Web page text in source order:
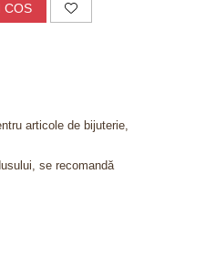
COS
articole de bijuterie,
se recomandă